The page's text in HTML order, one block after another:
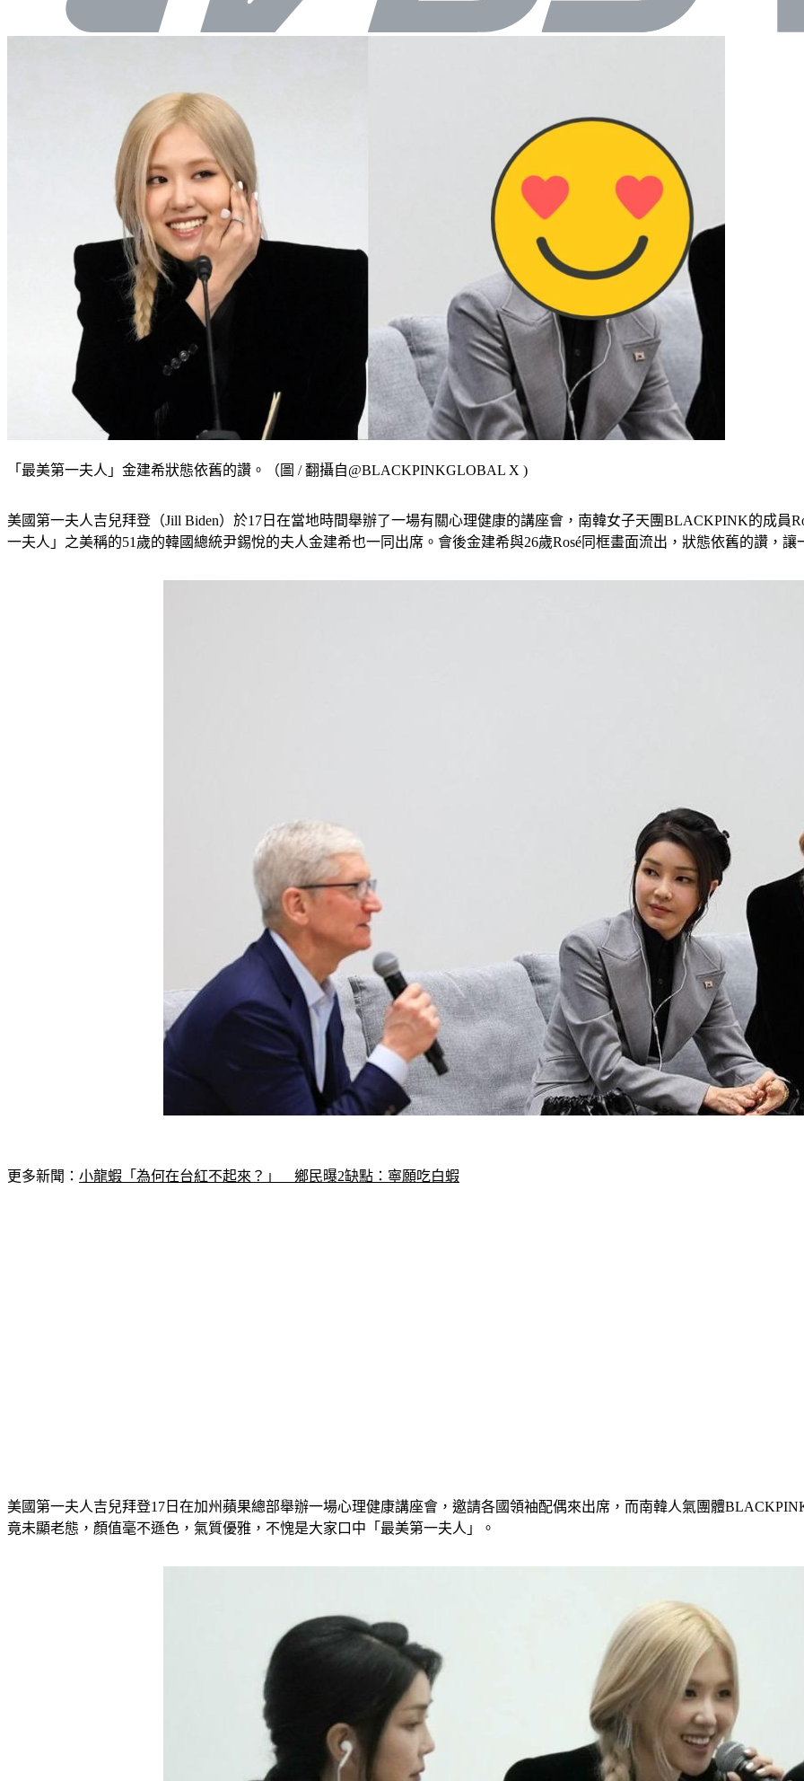
「最美第一夫人」金建希狀態依舊的讚。（圖 / 翻攝自@BLACKPINKGLOBAL X )
美國第一夫人吉兒拜登（Jill Biden）於17日在當地時間舉辦了一場有關心理健康的講座會，南韓女子天團BLACKPINK的成員
一夫人」之美稱的51歲的韓國總統尹錫悅的夫人金建希也一同出席。會後金建希與26歲Rosé同框畫面流出，狀態依舊的讚，讓
更多新聞： 小龍蝦「為何在台紅不起來？」　鄉民曝2缺點：寧願吃白蝦
美國第一夫人吉兒拜登17日在加州蘋果總部舉辦一場心理健康講座會，邀請各國領袖配偶來出席，而南韓人氣團體
竟未顯老態，顏值毫不遜色，氣質優雅，不愧是大家口中「最美第一夫人」。